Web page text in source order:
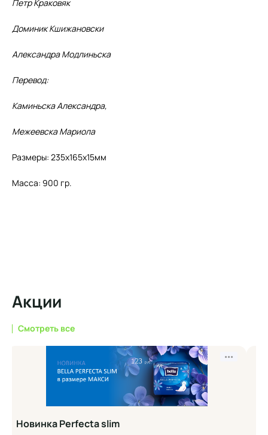
Петр Краковяк
Доминик Кшижановски
Александра Модлиньска
Перевод:
Каминьска Александра,
Межеевска Мариола
Размеры: 235х165х15мм
Масса: 900 гр.
Акции
Смотреть все
•••
Новинка Perfecta slim